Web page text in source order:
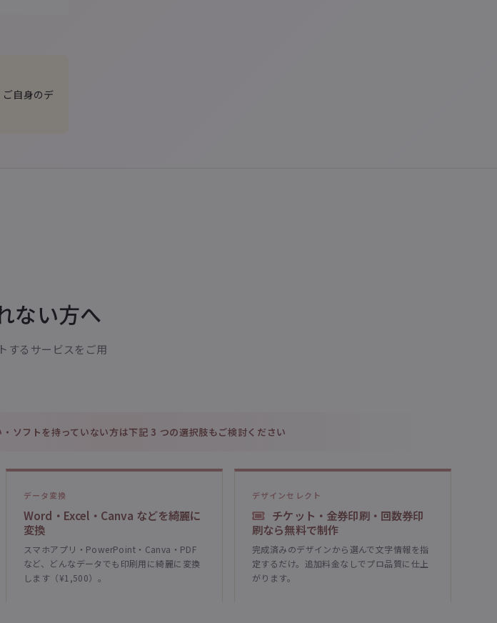
自身のデ
ない方へ
するサービスをご用
ソフトを持っていない方は下記 3 つの選択肢もご検討ください
データ変換
Word・Excel・Canva などを綺麗に
変換
スマホアプリ・PowerPoint・Canva・PDF
など、どんなデータでも印刷用に綺麗に変換
します（¥1,500）。
デザインセレクト
チケット・金券印刷・回数券印
刷なら無料で制作
完成済みのデザインから選んで文字情報を指
定するだけ。追加料金なしでプロ品質に仕上
がります。